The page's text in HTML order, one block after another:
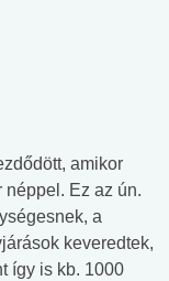
amikor
néppel. Ez az ún.
a
keveredtek,
így is kb. 1000